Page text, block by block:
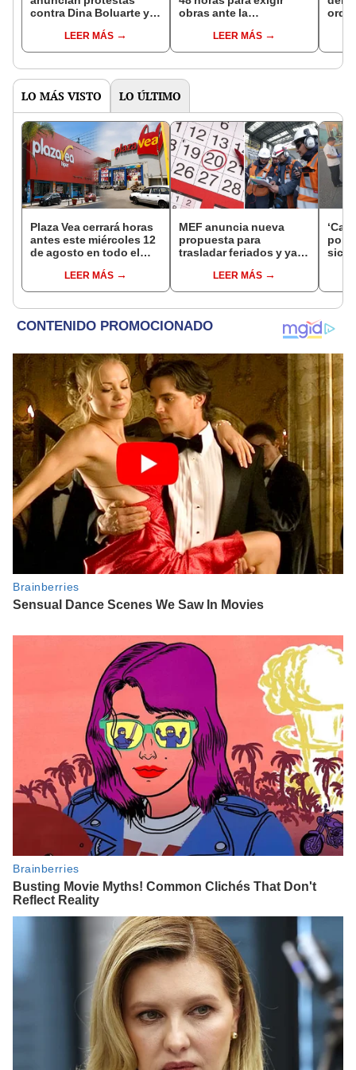
contra Dina Boluarte y
LEER MÁS
obras ante la
cuenca del Coata
LEER MÁS
LO MÁS VISTO LO ÚLTIMO
Plaza Vea cerrará horas
antes este miércoles 12
de agosto en todo el
hasta las 7 p.m.
LEER MÁS
MEF anuncia nueva
propuesta para
trasladar feriados y ya
“Lunes es mejor día”
LEER MÁS
por